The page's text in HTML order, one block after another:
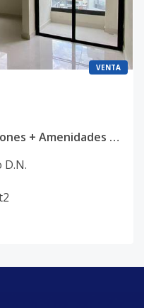
VENTA
Apartamento de 2 habitaciones + Amenidades en Serrallés